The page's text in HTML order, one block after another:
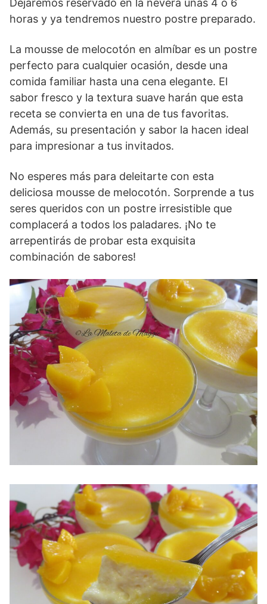
Dejaremos reservado en la nevera unas 4 o 6
horas y ya tendremos nuestro postre preparado.
La mousse de melocotón en almíbar es un postre
perfecto para cualquier ocasión, desde una
comida familiar hasta una cena elegante. El
sabor fresco y la textura suave harán que esta
receta se convierta en una de tus favoritas.
Además, su presentación y sabor la hacen ideal
para impresionar a tus invitados.
No esperes más para deleitarte con esta
deliciosa mousse de melocotón. Sorprende a tus
seres queridos con un postre irresistible que
complacerá a todos los paladares. ¡No te
arrepentirás de probar esta exquisita
combinación de sabores!